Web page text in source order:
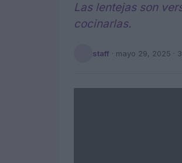
Las lentejas son
cocinarlas.
staff · mayo 29, 2025 ·